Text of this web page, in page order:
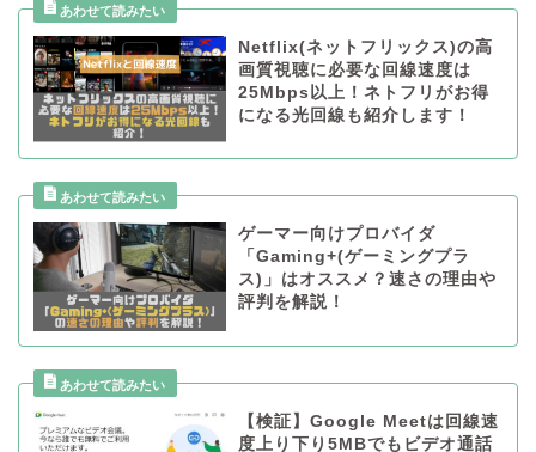
Netflix(ネットフリックス)の高
画質視聴に必要な回線速度は
25Mbps以上！ネトフリがお得
になる光回線も紹介します！
ゲーマー向けプロバイダ
「Gaming+(ゲーミングプラ
ス)」はオススメ？速さの理由や
評判を解説！
【検証】Google Meetは回線速
度上り下り5MBでもビデオ通話